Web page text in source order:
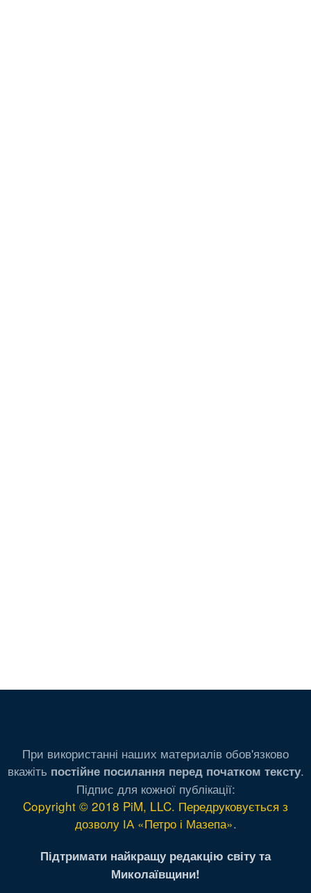
При використанні наших материалів обов'язково
вкажіть постійне посилання перед початком тексту.
Підпис для кожної публікації:
Copyright © 2018 PiM, LLC. Передруковується з
дозволу ІА «Петро і Мазепа».
Підтримати найкращу редакцію світу та
Миколаївщини!